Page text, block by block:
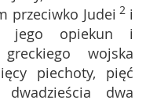
przeciwko Judei 2 i
jego opiekun i
wojska
piechoty, pięć
dwa